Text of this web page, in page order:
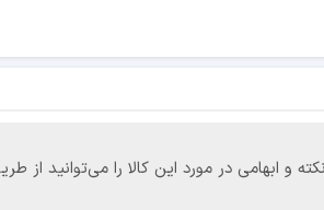
و ابهامی در مورد این کالا را می‌توانید